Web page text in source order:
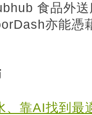
食品外
亦能憑
、靠AI找到最